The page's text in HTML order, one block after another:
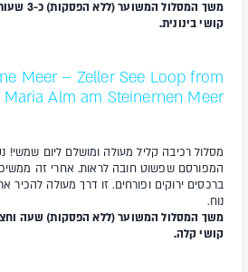
קושי בינונית.
Meer – Zeller See Loop from
Maria Alm am Steinernen Meer
מסלול רכיבה קליל מעולה ומושלם ליום
המפורסם שפשוט חובה לראות. אחרי זה
ברכסים ירוקים ופורחים. זו דרך מעולה להכיר
נוח.
קושי קלה.